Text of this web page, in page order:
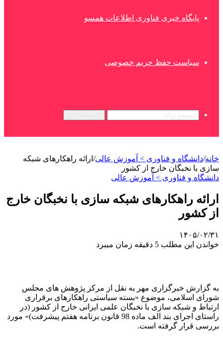
پایگاه خبری فناوری اطلاعات همسو
سیاست حفظ حریم خصوصی
خانه/دانشگاه و فناوری > آموزش عالی/ ارائه راهکارهای شبکه
سازی با نخبگان خارج از کشور
دانشگاه و فناوری > آموزش عالی
ارائه راهکارهای شبکه سازی با نخبگان خارج
از کشور
۱۴۰۵/۰۲/۳۱
خواندن این مطلب 5 دقیقه زمان میبرد
به گزارش خبرگزاری مهر به نقل از مرکز پژوهش های مجلس
شورای اسلامی، موضوع «بسته سیاستی راهکارهای برقراری
ارتباط و شبکه سازی با نخبگان علمی ایرانی خارج از کشور (در
راستای اجرای بند الف ماده 98 قانون برنامه هفتم پیشرفت)» مورد
بررسی قرار گرفته است.